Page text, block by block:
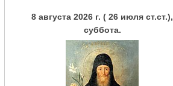
8 августа 2026 г. ( 26 июля ст.ст.),
суббота.